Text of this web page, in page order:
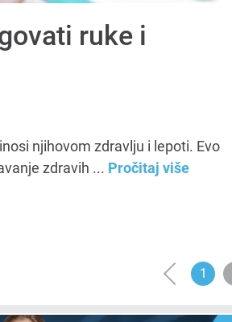
ruke i
njihovom zdravlju i lepoti. Evo
zdravih ... Pročitaj više
‹ 1